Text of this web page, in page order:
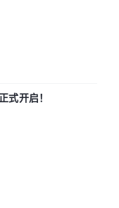
式开启！